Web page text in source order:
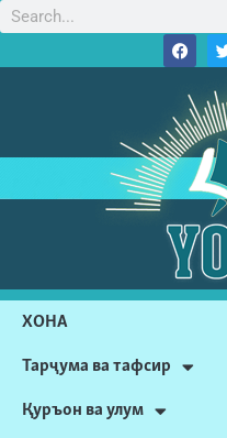
ХОНА
Тарҷума ва тафсир
Қуръон ва улум